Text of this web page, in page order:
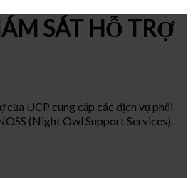
SÁT HỖ TRỢ
của UCP cung cấp các dịch vụ phối
(Night Owl Support Services).